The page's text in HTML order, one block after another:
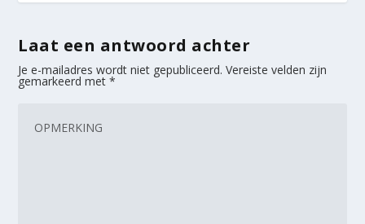
Laat een antwoord achter
Je e-mailadres wordt niet gepubliceerd. Vereiste velden zijn
gemarkeerd met*